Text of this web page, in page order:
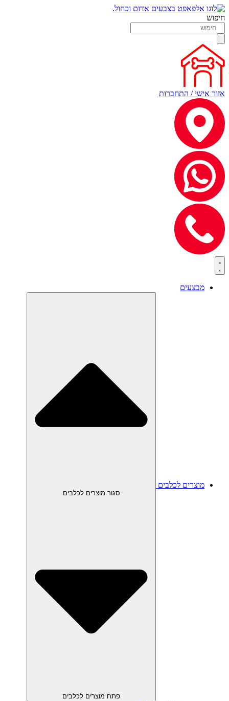
חיפוש
אזור אישי / התחברות
מבצעים
מוצרים לכלבים
סגור מוצרים לכלבים
פתח מוצרים לכלבים